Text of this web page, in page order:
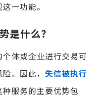
一功能。
是什么？
体或企业进行交易可
。因此， 失信被执行
服务的主要优势包